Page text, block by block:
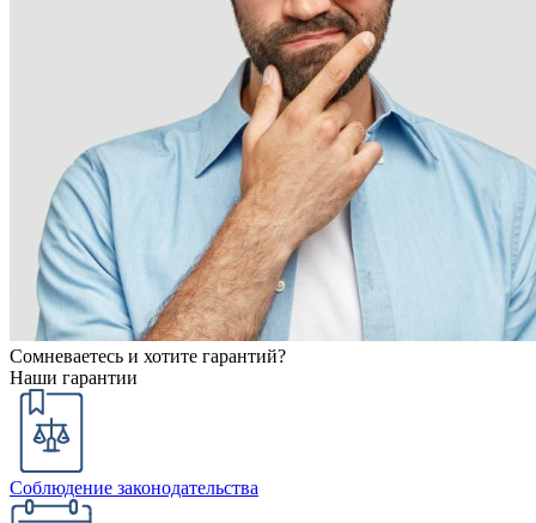
Сомневаетесь и хотите гарантий?
Наши гарантии
Соблюдение законодательства